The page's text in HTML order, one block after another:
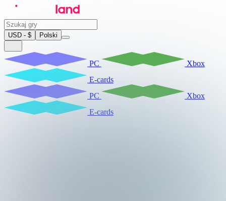
USD - $ Polski
PC
Xbox
E-cards
PC
Xbox
E-cards